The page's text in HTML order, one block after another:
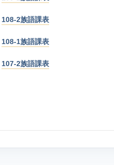
108-2族語課表
108-1族語課表
107-2族語課表